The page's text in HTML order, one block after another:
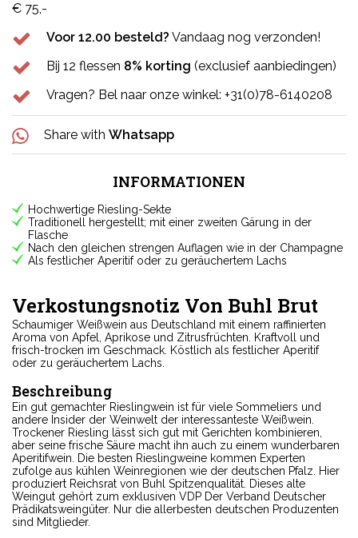
€ 75,-
Voor 12.00 besteld? Vandaag nog verzonden!
Bij 12 flessen 8% korting (exclusief aanbiedingen)
Vragen? Bel naar onze winkel: +31(0)78-6140208
Share with Whatsapp
INFORMATIONEN
Hochwertige Riesling-Sekte
Traditionell hergestellt; mit einer zweiten Gärung in der
Flasche
Nach den gleichen strengen Auflagen wie in der Champagne
Als festlicher Aperitif oder zu geräuchertem Lachs
Verkostungsnotiz Von Buhl Brut
Schaumiger Weißwein aus Deutschland mit einem raffinierten
Aroma von Apfel, Aprikose und Zitrusfrüchten. Kraftvoll und
frisch-trocken im Geschmack. Köstlich als festlicher Aperitif
oder zu geräuchertem Lachs.
Beschreibung
Ein gut gemachter Rieslingwein ist für viele Sommeliers und
andere Insider der Weinwelt der interessanteste Weißwein.
Trockener Riesling lässt sich gut mit Gerichten kombinieren,
aber seine frische Säure macht ihn auch zu einem wunderbaren
Aperitifwein. Die besten Rieslingweine kommen Experten
zufolge aus kühlen Weinregionen wie der deutschen Pfalz. Hier
produziert Reichsrat von Buhl Spitzenqualität. Dieses alte
Weingut gehört zum exklusiven VDP Der Verband Deutscher
Prädikatsweingüter. Nur die allerbesten deutschen Produzenten
sind Mitglieder.